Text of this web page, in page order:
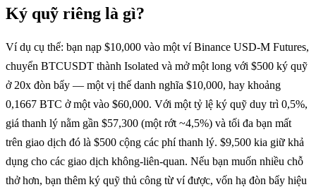
Ký quỹ riêng là gì?
Ví dụ cụ thể: bạn nạp $10,000 vào một ví Binance USD-M Futures,
chuyển BTCUSDT thành Isolated và mở một long với $500 ký quỹ
ở 20x đòn bẩy — một vị thế danh nghĩa $10,000, hay khoảng
0,1667 BTC ở một vào $60,000. Với một tỷ lệ ký quỹ duy trì 0,5%,
giá thanh lý nằm gần $57,300 (một rớt ~4,5%) và tối đa bạn mất
trên giao dịch đó là $500 cộng các phí thanh lý. $9,500 kia giữ khả
dụng cho các giao dịch không-liên-quan. Nếu bạn muốn nhiều chỗ
thở hơn, bạn thêm ký quỹ thủ công từ ví được, vốn hạ đòn bẩy hiệu